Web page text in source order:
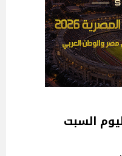
السبت